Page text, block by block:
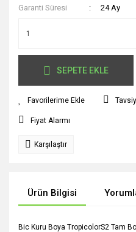
Garanti Süresi
24 Ay
SEPETE EKLE
Fiyat Alarmı
Karşılaştır
Ürün Bilgisi
Bic Kuru Boya TropicolorS2 Tam